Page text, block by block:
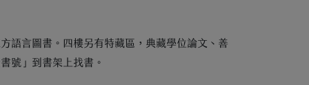
語言圖書。四樓另有特藏區，典藏學位論文、善
號」到書架上找書。